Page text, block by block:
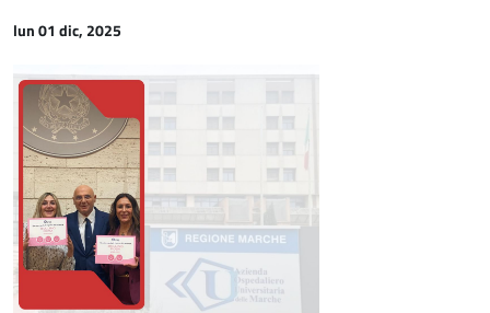
lun 01 dic, 2025